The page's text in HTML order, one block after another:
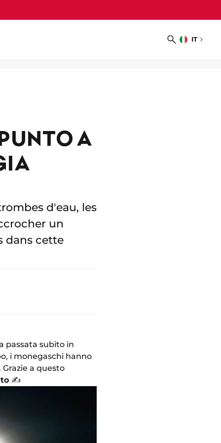
Ricerca
IT
Scegliere
A
d'eau, les
un
dans cette
passata subito in
i monegaschi hanno
a questo
✍️